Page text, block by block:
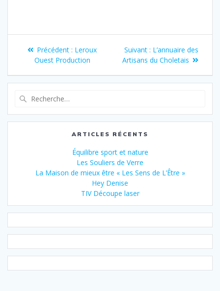
Précédent : Leroux
Ouest Production
Suivant : L’annuaire des
Artisans du Choletais
ARTICLES RÉCENTS
Équilibre sport et nature
Les Souliers de Verre
La Maison de mieux être « Les Sens de L’Être »
Hey Denise
TIV Découpe laser